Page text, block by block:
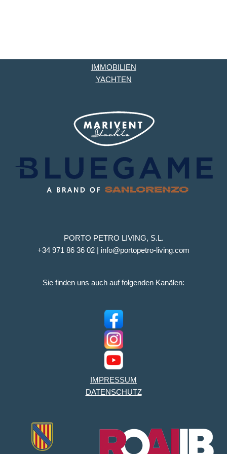
IMMOBILIEN
YACHTEN
PORTO PETRO LIVING, S.L.
+34 971 86 36 02 | info@portopetro-living.com
Sie finden uns auch auf folgenden Kanälen:
IMPRESSUM
DATENSCHUTZ